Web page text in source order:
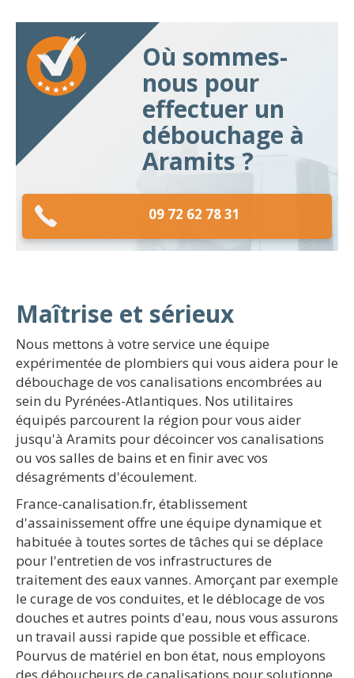
Où sommes-
nous pour
effectuer un
débouchage à
Aramits ?
09 72 62 78 31
Maîtrise et sérieux
Nous mettons à votre service une équipe
expérimentée de plombiers qui vous aidera pour le
débouchage de vos canalisations encombrées au
sein du Pyrénées-Atlantiques. Nos utilitaires
équipés parcourent la région pour vous aider
jusqu'à Aramits pour décoincer vos canalisations
ou vos salles de bains et en finir avec vos
désagréments d'écoulement.
France-canalisation.fr, établissement
d'assainissement offre une équipe dynamique et
habituée à toutes sortes de tâches qui se déplace
pour l'entretien de vos infrastructures de
traitement des eaux vannes. Amorçant par exemple
le curage de vos conduites, et le déblocage de vos
douches et autres points d'eau, nous vous assurons
un travail aussi rapide que possible et efficace.
Pourvus de matériel en bon état, nous employons